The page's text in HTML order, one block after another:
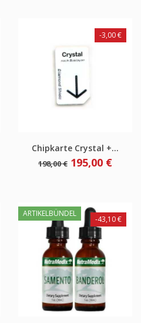
Chipkarte Crystal +...
Verkaufspreis
198,00 €
-3,00 €
Preis
195,00 €
ARTIKELBÜNDEL
-43,10 €